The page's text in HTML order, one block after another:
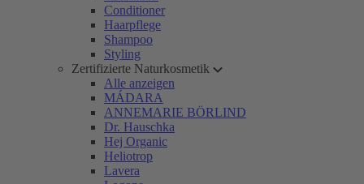
Conditioner
Haarpflege
Shampoo
Styling
Zertifizierte Naturkosmetik
Alle anzeigen
MÁDARA
ANNEMARIE BÖRLIND
Dr. Hauschka
Hej Organic
Heliotrop
Lavera